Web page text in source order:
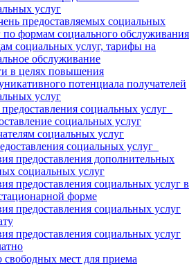
услуг
предоставляемых социальных
по формам социального обслуживания
социальных услуг, тарифы на
обслуживание
в целях повышения
потенциала получателей
услуг
социальных услуг
социальных услуг
социальных услуг
социальных услуг
предоставления дополнительных
социальных услуг
предоставления социальных услуг в
форме
предоставления социальных услуг
предоставления социальных услуг
свободных мест для приема